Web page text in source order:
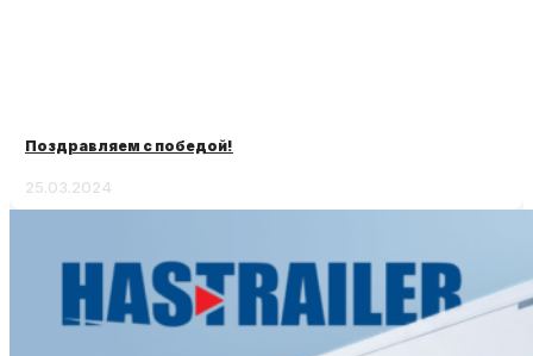
Поздравляем с победой!
25.03.2024